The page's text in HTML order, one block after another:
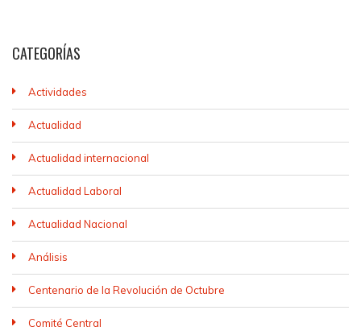
CATEGORÍAS
Actividades
Actualidad
Actualidad internacional
Actualidad Laboral
Actualidad Nacional
Análisis
Centenario de la Revolución de Octubre
Comité Central